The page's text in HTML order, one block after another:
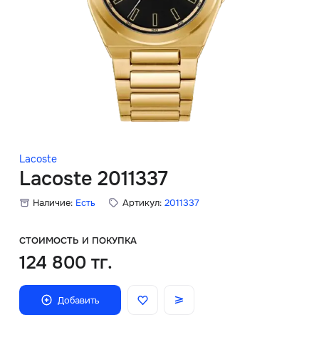
Lacoste
Lacoste 2011337
Наличие: Есть Артикул: 2011337
СТОИМОСТЬ И ПОКУПКА
124 800 тг.
Добавить
Каталог
Мужские часы
Женские часы
Скидки
Главная
О нас